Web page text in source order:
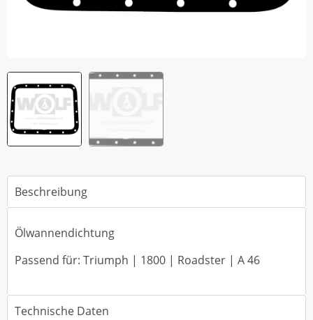
Beschreibung
Ölwannendichtung
Passend für: Triumph | 1800 | Roadster | A 46
Technische Daten